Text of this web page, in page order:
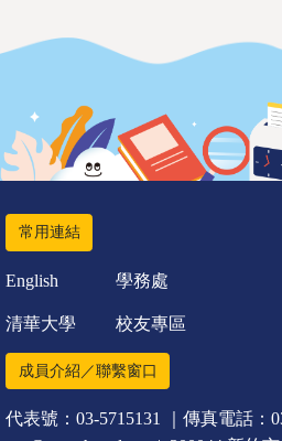
常用連結
English 學務處
清華大學 校友專區
成員介紹／聯繫窗口
代表號：03-5715131 ｜傳真電話：